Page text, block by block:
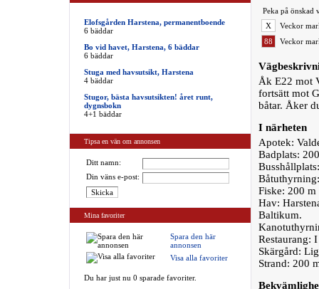
Elofsgården Harstena, permanentboende
6 bäddar
Bo vid havet, Harstena, 6 bäddar
6 bäddar
Stuga med havsutsikt, Harstena
4 bäddar
Stugor, bästa havsutsikten! året runt,
dygnsbokn
4+1 bäddar
Tipsa en vän om annonsen
Ditt namn:
Din väns e-post:
Mina favoriter
Spara den här
annonsen
Visa alla favoriter
Du har just nu 0 sparade favoriter.
Peka på önskad
X
Veckor
88
Veckor
Åk E22 mot
fortsätt mot
båtar. Åker
I närheten
Apotek:
Badplats:
Fiske: 200
Hav:
Baltikum.
Restaurang:
Skärgård:
Strand: 200